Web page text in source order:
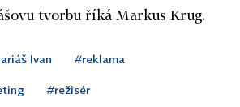
tvorbu říká Markus Krug.
Ivan #reklama
#režisér